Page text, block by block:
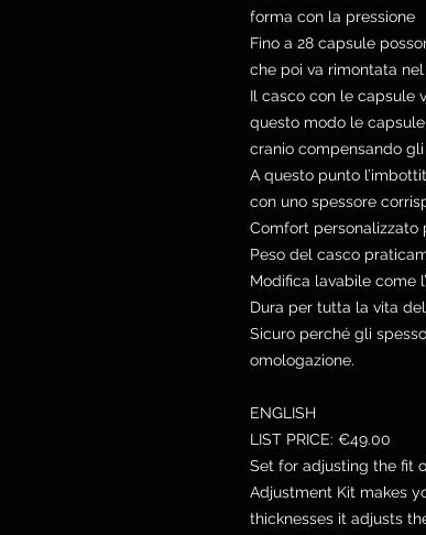
forma con la pressione
Fino a 28 capsule
che poi va rimontata
Il casco con le capsule
questo modo le
cranio compensando
A questo punto
con uno spessore
Comfort personalizzato
Peso del casco
Modifica lavabile come
Dura per tutta la vita
Sicuro perché gli
omologazione.
ENGLISH
LIST PRICE: €49.00
Set for adjusting the fit
Adjustment Kit makes
thicknesses it adjusts